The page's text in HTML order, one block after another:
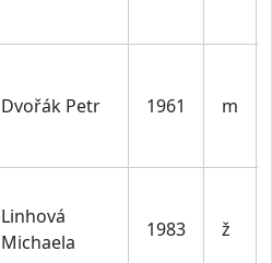
Dvořák Petr 1961 m
Linhová
Michaela
1983 ž